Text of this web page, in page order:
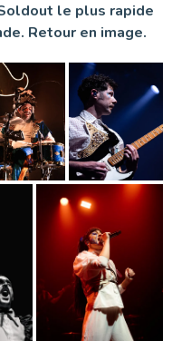
le plus rapide
Retour en image.